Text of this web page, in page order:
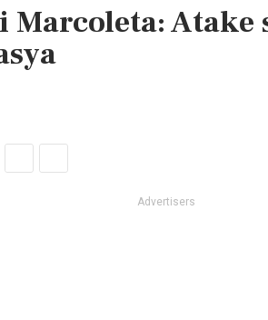
Marcoleta: Atake
Advertisers